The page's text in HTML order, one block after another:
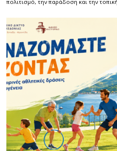
πολιτισμό, την παράδοση και την